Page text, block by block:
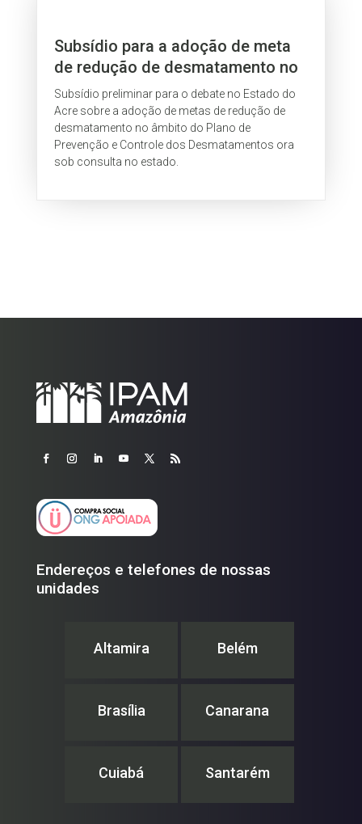
Subsídio para a adoção de meta
de redução de desmatamento no
âmbito do PPCD/Acre
Subsídio preliminar para o debate no Estado do
Acre sobre a adoção de metas de redução de
desmatamento no âmbito do Plano de
Prevenção e Controle dos Desmatamentos ora
sob consulta no estado.
Endereços e telefones de nossas
unidades
Altamira Belém
Brasília Canarana
Cuiabá Santarém